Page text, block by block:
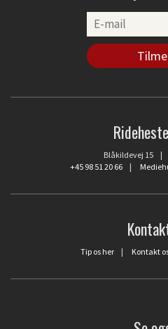
Blåkildevej 15 |
+45 98 51 20 66|
Tip os her | Kontakt